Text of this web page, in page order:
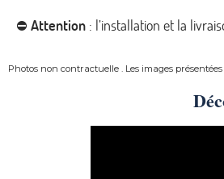
⛔ Attention : l’installation et la
Photos non contractuelle . Les images